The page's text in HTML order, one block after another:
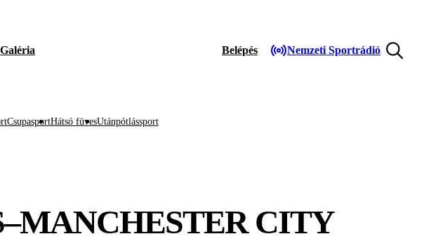
Galéria Belépés Nemzeti Sportrádió
CsupasportHátsó füvesUtánpótlássport
CITY